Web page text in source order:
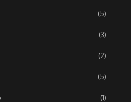
(5)
(3)
(2)
(5)
(1)